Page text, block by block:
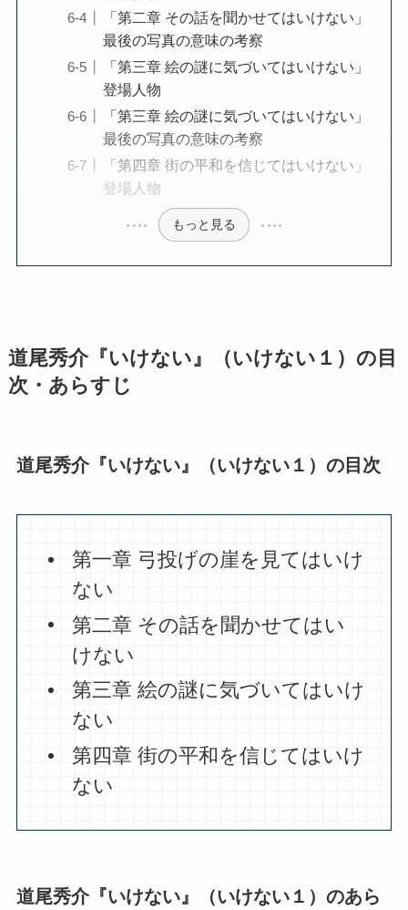
「第二章 その話を聞かせてはいけない」
最後の写真の意味の考察
「第三章 絵の謎に気づいてはいけない」
登場人物
「第三章 絵の謎に気づいてはいけない」
最後の写真の意味の考察
「第四章 街の平和を信じてはいけない」
登場人物
もっと見る
道尾秀介『いけない』（いけない１）の目
次・あらすじ
道尾秀介『いけない』（いけない１）の目次
第一章 弓投げの崖を見てはいけ
ない
第二章 その話を聞かせてはい
けない
第三章 絵の謎に気づいてはいけ
ない
第四章 街の平和を信じてはいけ
ない
道尾秀介『いけない』（いけない１）のあら